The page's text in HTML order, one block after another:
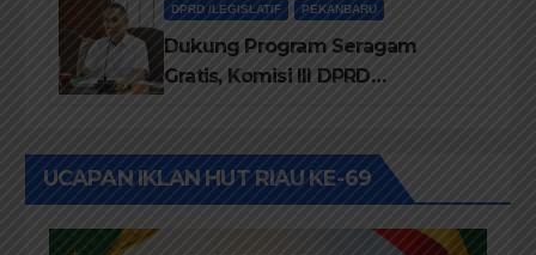
DPRD /LEGISLATIF PEKANBARU
Dukung Program Seragam
Gratis, Komisi III DPRD
Diprioritaskan
UCAPAN IKLAN HUT RIAU KE-69